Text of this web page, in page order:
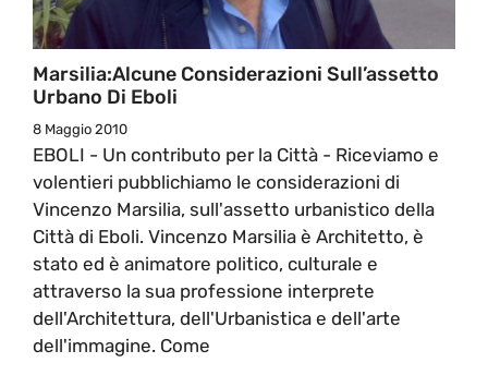
Marsilia:Alcune Considerazioni Sull’assetto
Urbano Di Eboli
8 Maggio 2010
EBOLI - Un contributo per la Città - Riceviamo e
volentieri pubblichiamo le considerazioni di
Vincenzo Marsilia, sull'assetto urbanistico della
Città di Eboli. Vincenzo Marsilia è Architetto, è
stato ed è animatore politico, culturale e
attraverso la sua professione interprete
dell'Architettura, dell'Urbanistica e dell'arte
dell'immagine. Come